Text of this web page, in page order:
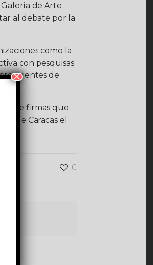
de Arte
al debate por la
como la
con pesquisas
de
de firmas que
de Caracas el
0
×